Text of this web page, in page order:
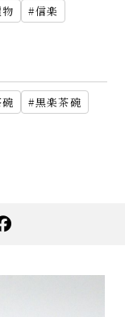
信楽
黒楽茶碗